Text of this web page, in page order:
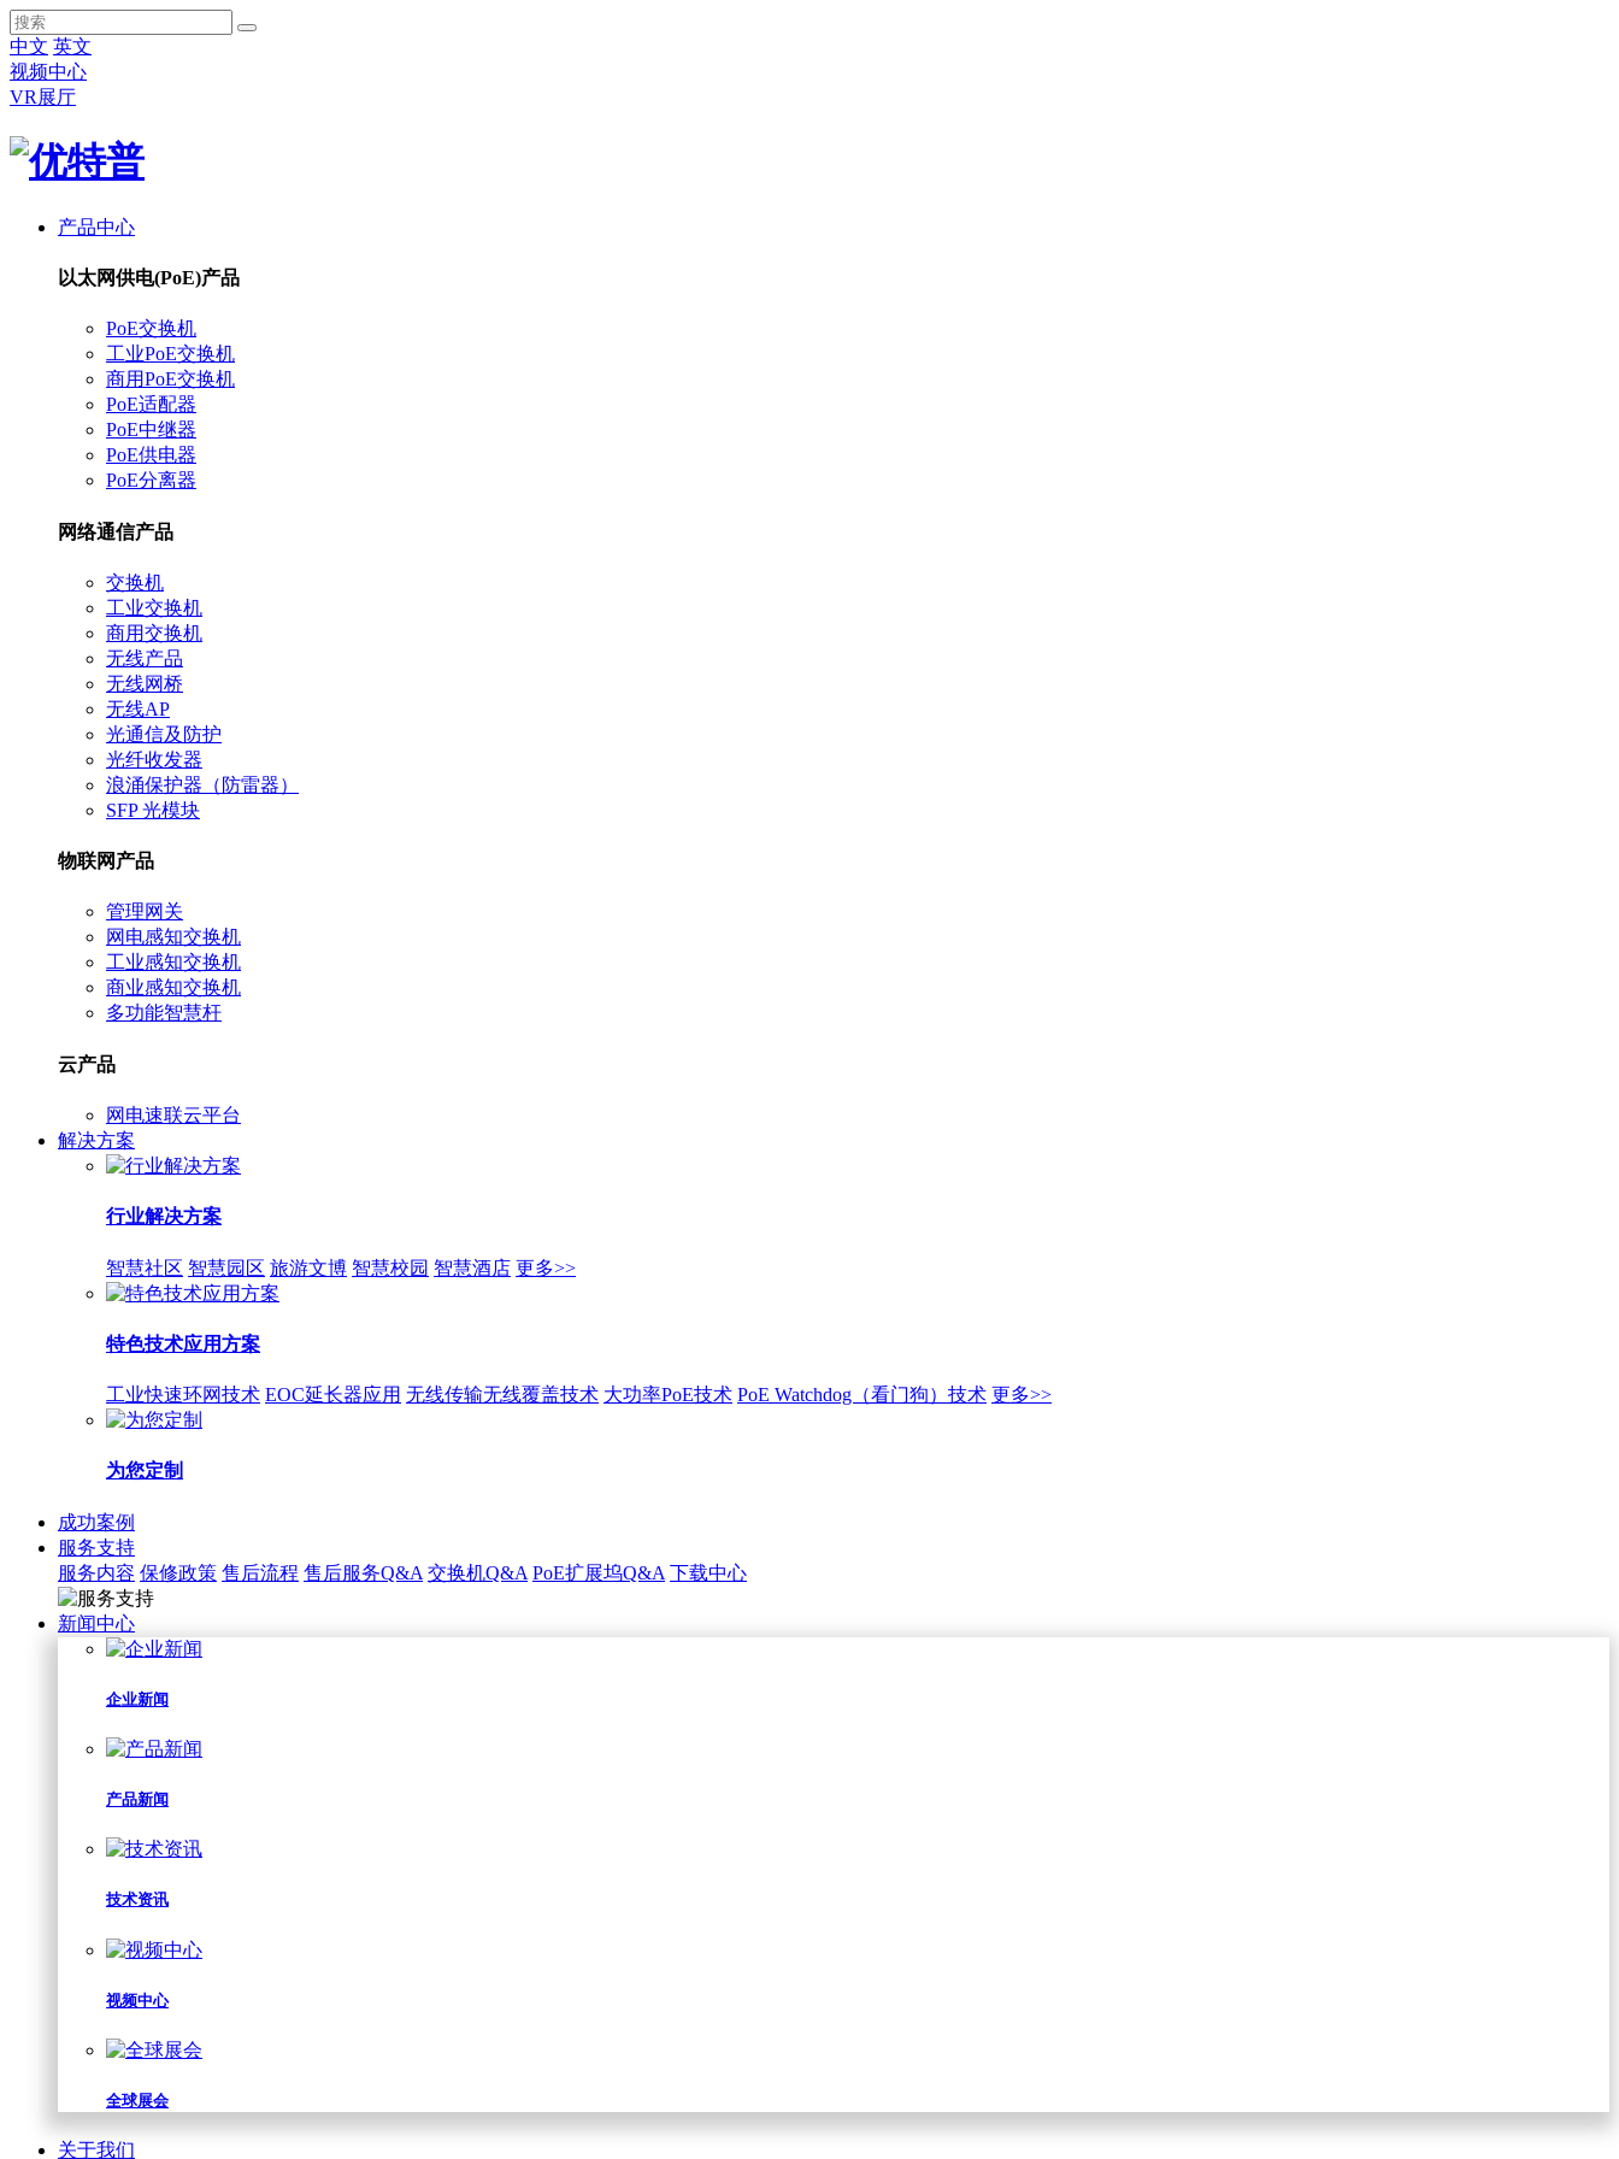
中文 英文
视频中心
VR展厅
产品中心
以太网供电(PoE)产品
PoE交换机
工业PoE交换机
商用PoE交换机
PoE适配器
PoE中继器
PoE供电器
PoE分离器
网络通信产品
交换机
工业交换机
商用交换机
无线产品
无线网桥
无线AP
光通信及防护
光纤收发器
浪涌保护器（防雷器）
SFP 光模块
物联网产品
管理网关
网电感知交换机
工业感知交换机
商业感知交换机
多功能智慧杆
云产品
网电速联云平台
解决方案
行业解决方案
智慧社区 智慧园区 旅游文博 智慧校园 智慧酒店 更多>>
特色技术应用方案
工业快速环网技术 EOC延长器应用 无线传输无线覆盖技术 大功率PoE技术 PoE Watchdog（看门狗）技术 更多>>
为您定制
成功案例
服务支持
服务内容 保修政策 售后流程 售后服务Q&A 交换机Q&A PoE扩展坞Q&A 下载中心
新闻中心
企业新闻
产品新闻
技术资讯
视频中心
全球展会
关于我们